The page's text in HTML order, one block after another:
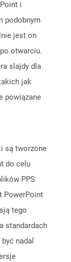
i
podobnym
jest on
otwarciu.
slajdy dla
jak
powiązane
są tworzone
do celu
PPS
PowerPoint
tego
standardach
nadal